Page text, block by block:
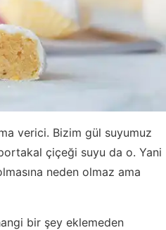
verici. Bizim gül suyumuz
çiçeği suyu da o. Yani
neden olmaz ama
bir şey eklemeden